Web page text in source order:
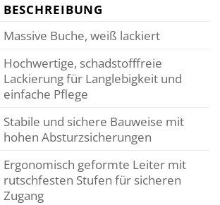
BESCHREIBUNG
Massive Buche, weiß lackiert
Hochwertige, schadstofffreie
Lackierung für Langlebigkeit und
einfache Pflege
Stabile und sichere Bauweise mit
hohen Absturzsicherungen
Ergonomisch geformte Leiter mit
rutschfesten Stufen für sicheren
Zugang